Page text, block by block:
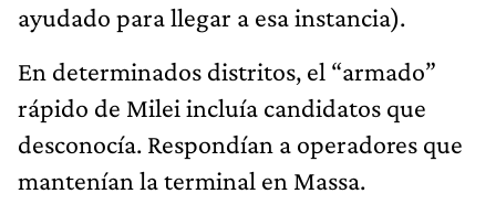
ayudado para llegar a esa instancia).
En determinados distritos, el “armado”
rápido de Milei incluía candidatos que
desconocía. Respondían a operadores que
mantenían la terminal en Massa.